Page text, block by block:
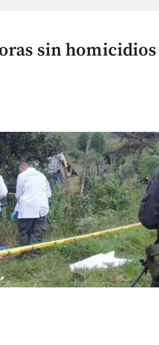
sin homicidios